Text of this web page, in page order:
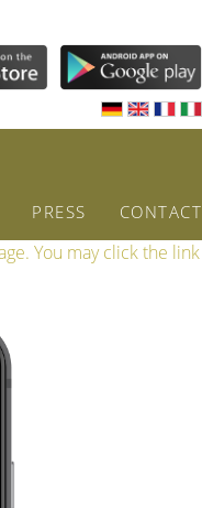
PRESS CONTACT
You may click the link